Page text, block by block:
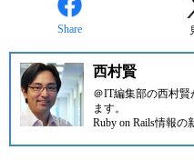
Share
西村賢
＠IT編集部の西村賢
ます。
Ruby on Rails情報の